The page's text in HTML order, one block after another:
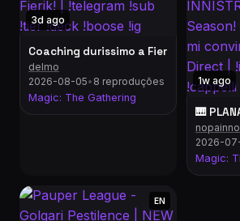
3d ago
Coaching durissimo a Fierik! |
delmo
2026-08-05• 8 reproduções
Magic: The Gathering
1w ago
🎹
2026-
Magic:
EN